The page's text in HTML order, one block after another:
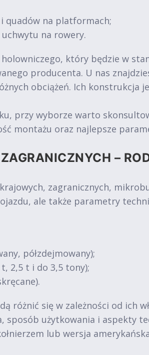
quadów na platformach;
na rowery.
który będzie w
producenta. U nas
obciążeń. Ich konstrukcja
przy wyborze warto
montażu oraz najlepsze
–
zagranicznych,
ale także parametry
półzdejmowany);
2,5 t i do 3,5 tony);
różnić się w zależności od ich
sposób użytkowania i aspekty
lub wersja